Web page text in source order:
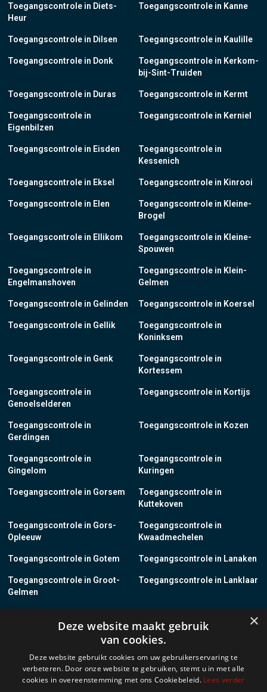
Toegangscontrole in Diets-
Heur
Toegangscontrole in Dilsen
Toegangscontrole in Donk
Toegangscontrole in Duras
Toegangscontrole in
Eigenbilzen
Toegangscontrole in Eisden
Toegangscontrole in Eksel
Toegangscontrole in Elen
Toegangscontrole in Ellikom
Toegangscontrole in
Engelmanshoven
Toegangscontrole in Gelinden
Toegangscontrole in Gellik
Toegangscontrole in Genk
Toegangscontrole in
Genoelselderen
Toegangscontrole in
Gerdingen
Toegangscontrole in
Gingelom
Toegangscontrole in Gorsem
Toegangscontrole in Gors-
Opleeuw
Toegangscontrole in Gotem
Toegangscontrole in Groot-
Gelmen
Toegangscontrole in Grote-
Brogel
Toegangscontrole in Grote-
Toegangscontrole in Kanne
Toegangscontrole in Kaulille
Toegangscontrole in Kerkom-
bij-Sint-Truiden
Toegangscontrole in Kermt
Toegangscontrole in Kerniel
Toegangscontrole in
Kessenich
Toegangscontrole in Kinrooi
Toegangscontrole in Kleine-
Brogel
Toegangscontrole in Kleine-
Spouwen
Toegangscontrole in Klein-
Gelmen
Toegangscontrole in Koersel
Toegangscontrole in
Koninksem
Toegangscontrole in
Kortessem
Toegangscontrole in Kortijs
Toegangscontrole in Kozen
Toegangscontrole in
Kuringen
Toegangscontrole in
Kuttekoven
Toegangscontrole in
Kwaadmechelen
Toegangscontrole in Lanaken
Toegangscontrole in Lanklaar
Toegangscontrole in
Leopoldsburg
Toegangscontrole in Leut
×
Deze website maakt gebruik
van cookies.
Deze website gebruikt cookies om uw gebruikerservaring te
verbeteren. Door onze website te gebruiken, stemt u in met alle
cookies in overeenstemming met ons Cookiebeleid. Lees verder